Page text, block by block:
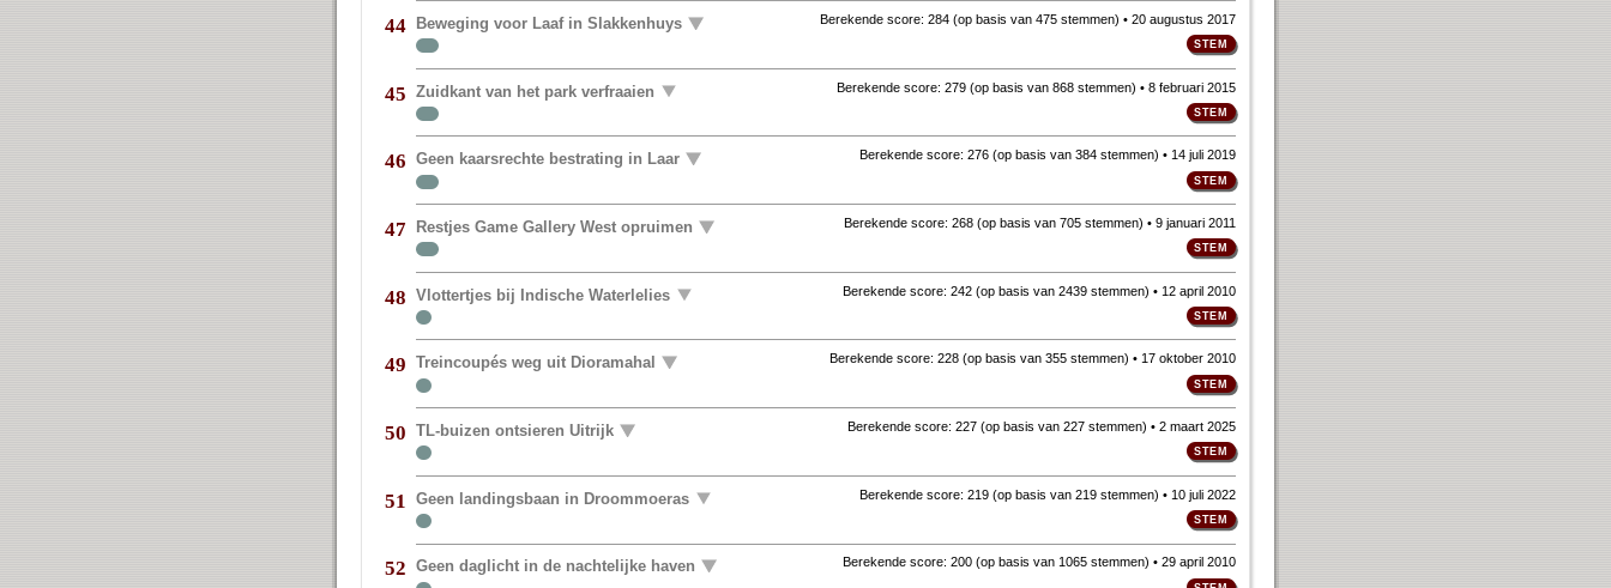
44 Beweging voor Laaf in Slakkenhuys Berekende score: 284(op basis van 475 stemmen) • 20 augustus 2017
45 Zuidkant van het park verfraaien Berekende score: 279(op basis van 868 stemmen) • 8 februari 2015
46 Geen kaarsrechte bestrating in Laar Berekende score: 276(op basis van 384 stemmen) • 14 juli 2019
47 Restjes Game Gallery West opruimen Berekende score: 268(op basis van 705 stemmen) • 9 januari 2011
48 Vlottertjes bij Indische Waterlelies Berekende score: 242(op basis van 2439 stemmen) • 12 april 2010
49 Treincoupés weg uit Dioramahal Berekende score: 228(op basis van 355 stemmen) • 17 oktober 2010
50 TL-buizen ontsieren Uitrijk Berekende score: 227(op basis van 227 stemmen) • 2 maart 2025
51 Geen landingsbaan in Droommoeras Berekende score: 219(op basis van 219 stemmen) • 10 juli 2022
52 Geen daglicht in de nachtelijke haven Berekende score: 200(op basis van 1065 stemmen) • 29 april 2010